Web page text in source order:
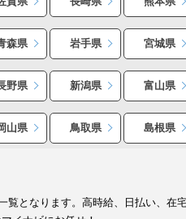
森県 岩手県 宮城県
野県 新潟県 富山県
山県 鳥取県 島根県
となります。高時給、日払い、